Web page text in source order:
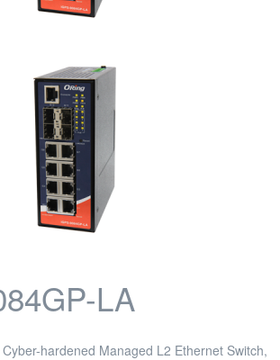
LA
hardened Managed L2 Ethernet Switch,